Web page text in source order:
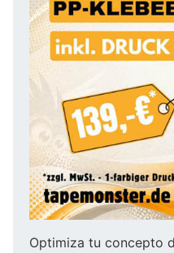
Optimiza tu concepto